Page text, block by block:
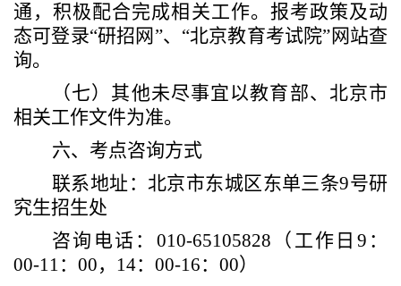
通，积极配合完成相关工作。报考政策及动
态可登录“研招网”、“北京教育考试院”网站查
询。
（七） 其他未尽事宜以教育部、北京市
相关工作文件为准。
六、考点咨询方式
联系地址：北京市东城区东单三条9号研
究生招生处
咨询电话： 010-65105828（工作日9：
00-11：00，14：00-16：00）